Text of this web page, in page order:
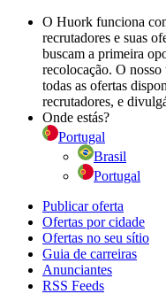
O Huork funciona
recrutadores e suas
buscam a primeira
recolocação. O
todas as ofertas
recrutadores, e
Onde estás?
Portugal
Brasil
Portugal
Publicar oferta
Ofertas por cidade
Ofertas no seu sítio
Guia de carreiras
Anunciantes
RSS Feeds